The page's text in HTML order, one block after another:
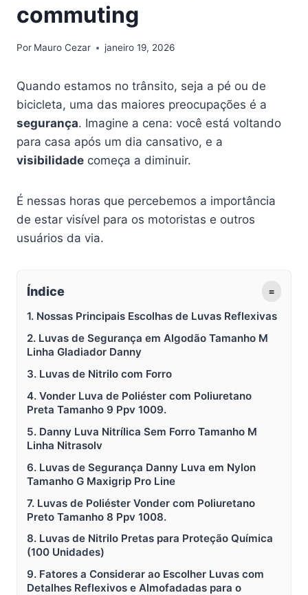
commuting
Por Mauro Cezar janeiro 19, 2026
Quando estamos no trânsito, seja a pé ou de
bicicleta, uma das maiores preocupações é a
segurança. Imagine a cena: você está voltando
para casa após um dia cansativo, e a
visibilidade começa a diminuir.
É nessas horas que percebemos a importância
de estar visível para os motoristas e outros
usuários da via.
Índice ≡
1. Nossas Principais Escolhas de Luvas Reflexivas
2. Luvas de Segurança em Algodão Tamanho M
Linha Gladiador Danny
3. Luvas de Nitrilo com Forro
4. Vonder Luva de Poliéster com Poliuretano
Preta Tamanho 9 Ppv 1009.
5. Danny Luva Nitrílica Sem Forro Tamanho M
Linha Nitrasolv
6. Luvas de Segurança Danny Luva em Nylon
Tamanho G Maxigrip Pro Line
7. Luvas de Poliéster Vonder com Poliuretano
Preto Tamanho 8 Ppv 1008.
8. Luvas de Nitrilo Pretas para Proteção Química
(100 Unidades)
9. Fatores a Considerar ao Escolher Luvas com
Detalhes Reflexivos e Almofadadas para o